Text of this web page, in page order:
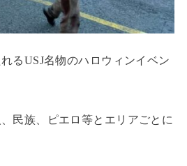
るUSJ名物のハロウィンイベン
民族、ピエロ等とエリアごとに